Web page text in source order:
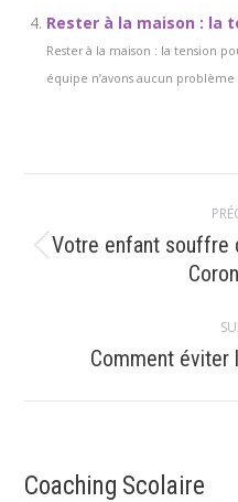
Rester à la maison : la
Rester à la maison : la tension
équipe n’avons aucun
article
Votre enfant souffre
Comment éviter
Coaching Scolaire